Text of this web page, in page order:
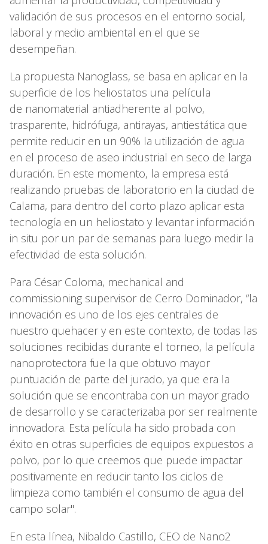
validación de sus procesos en el entorno social,
laboral y medio ambiental en el que se
desempeñan.
La propuesta Nanoglass, se basa en aplicar en la
superficie de los heliostatos una película
de nanomaterial antiadherente al polvo,
trasparente, hidrófuga, antirayas, antiestática que
permite reducir en un 90% la utilización de agua
en el proceso de aseo industrial en seco de larga
duración. En este momento, la empresa está
realizando pruebas de laboratorio en la ciudad de
Calama, para dentro del corto plazo aplicar esta
tecnología en un heliostato y levantar información
in situ por un par de semanas para luego medir la
efectividad de esta solución.
Para César Coloma, mechanical and
commissioning supervisor de Cerro Dominador, “la
innovación es uno de los ejes centrales de
nuestro quehacer y en este contexto, de todas las
soluciones recibidas durante el torneo, la película
nanoprotectora fue la que obtuvo mayor
puntuación de parte del jurado, ya que era la
solución que se encontraba con un mayor grado
de desarrollo y se caracterizaba por ser realmente
innovadora. Esta película ha sido probada con
éxito en otras superficies de equipos expuestos a
polvo, por lo que creemos que puede impactar
positivamente en reducir tanto los ciclos de
limpieza como también el consumo de agua del
campo solar".
En esta línea, Nibaldo Castillo, CEO de Nano2